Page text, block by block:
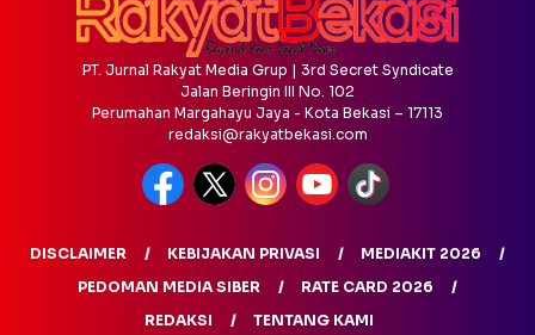
PT. Jurnal Rakyat Media Grup | 3rd Secret Syndicate
Jalan Beringin III No. 102
Perumahan Margahayu Jaya - Kota Bekasi – 17113
redaksi@rakyatbekasi.com
DISCLAIMER KEBIJAKAN PRIVASI
MEDIAKIT 2026
PEDOMAN MEDIA SIBER
RATE CARD 2026
REDAKSI
TENTANG KAMI